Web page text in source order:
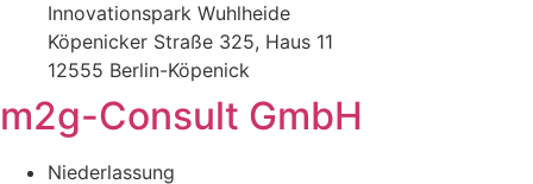
Innovationspark Wuhlheide
Köpenicker Straße 325, Haus 11
12555 Berlin-Köpenick
m2g-Consult GmbH
Niederlassung